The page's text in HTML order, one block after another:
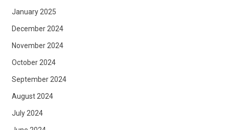
January 2025
December 2024
November 2024
October 2024
September 2024
August 2024
July 2024